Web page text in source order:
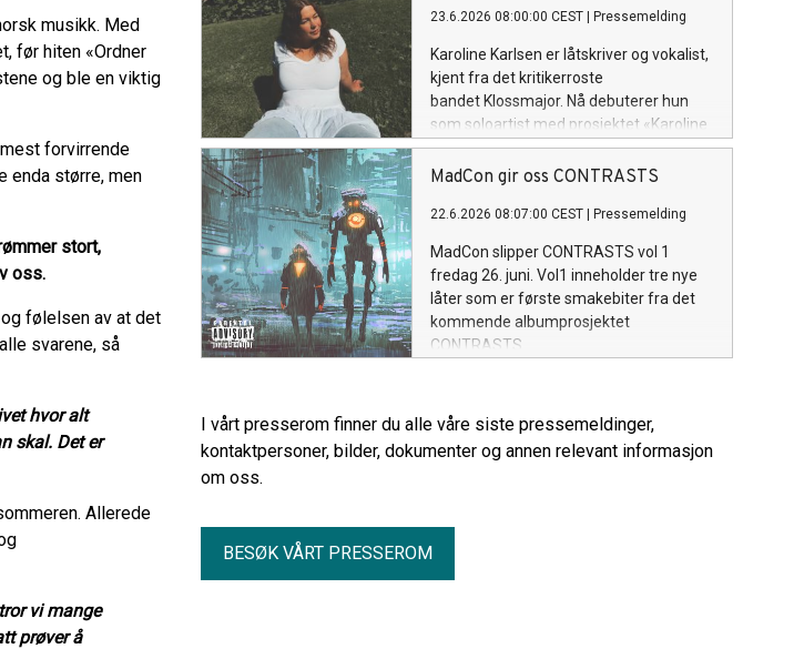
musikk. Med
før hiten «Ordner
og ble en viktig
forvirrende
enda større, men
stort,
oss.
følelsen av at det
svarene, så
hvor alt
skal. Det er
Allerede
vi mange
prøver å
23.6.2026 08:00:00 CEST Pressemelding
Karoline Karlsen er låtskriver og vokalist,
kjent fra det kritikerroste
bandet Klossmajor. Nå debuterer hun
som soloartist med prosjektet «Karoline
hele året», hvor hun inviterer lytteren inn
i et personlig og ujålete univers fullt av
fredag 26. Juni!
MadCon gir oss CONTRASTS
22.6.2026 08:07:00 CEST Pressemelding
MadCon slipper CONTRASTS vol 1
fredag 26. juni. Vol1 inneholder tre nye
låter som er første smakebiter fra det
kommende albumprosjektet
CONTRASTS.
I vårt presserom finner du alle våre siste pressemeldinger,
kontaktpersoner, bilder, dokumenter og annen relevant informasjon
om oss.
BESØK VÅRT PRESSEROM